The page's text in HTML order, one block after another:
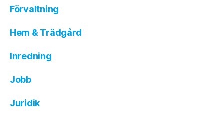
Förvaltning
Hem & Trädgård
Inredning
Jobb
Juridik